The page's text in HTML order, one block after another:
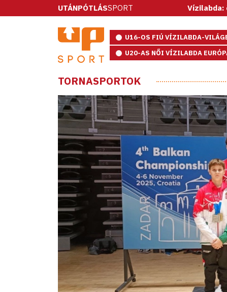
UTÁNPÓTLÁSSPORT Vízilabda:
U16-OS FIÚ VÍZILABDA-
U20-AS NŐI VÍZILABDA
TORNASPORTOK